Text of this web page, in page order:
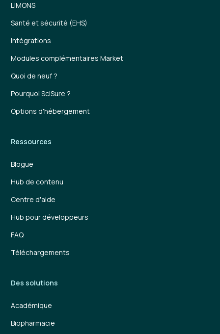
LIMONS
Santé et sécurité (EHS)
Intégrations
Modules complémentaires Market
Quoi de neuf ?
Pourquoi SciSure ?
Options d'hébergement
Ressources
Blogue
Hub de contenu
Centre d'aide
Hub pour développeurs
FAQ
Téléchargements
Des solutions
Académique
Biopharmacie